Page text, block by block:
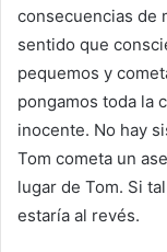
consecuencias de
sentido que
pequemos y
pongamos toda la
inocente. No hay
Tom cometa un
lugar de Tom. Si
estaría al revés.